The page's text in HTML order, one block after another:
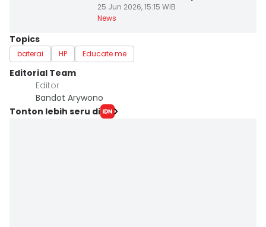
25 Jun 2026, 15:15 WIB
News
Topics
baterai HP Educate me
Editorial Team
Editor
Bandot Arywono
Tonton lebih seru di